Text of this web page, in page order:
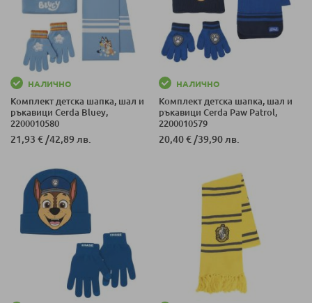
НАЛИЧНО
Комплект детска шапка, шал и
ръкавици Cerda Bluey,
2200010580
21,93 € /42,89 лв.
НАЛИЧНО
Комплект детска шапка, шал и
ръкавици Cerda Paw Patrol,
2200010579
20,40 € /39,90 лв.